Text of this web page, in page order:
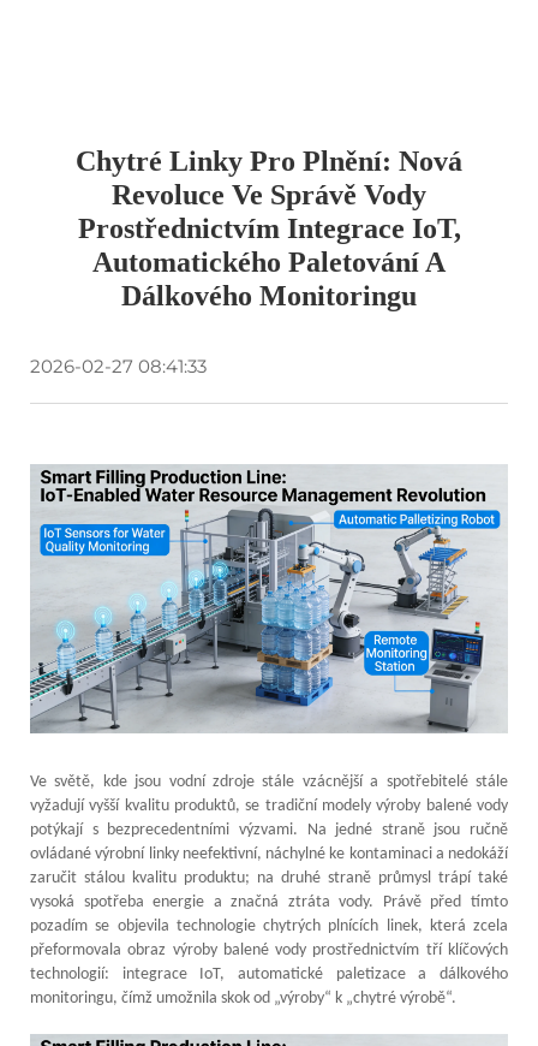
Chytré Linky Pro Plnění: Nová
Revoluce Ve Správě Vody
Prostřednictvím Integrace IoT,
Automatického Paletování A
Dálkového Monitoringu
2026-02-27 08:41:33
Ve světě, kde jsou vodní zdroje stále vzácnější a spotřebitelé stále
vyžadují vyšší kvalitu produktů, se tradiční modely výroby balené vody
potýkají s bezprecedentními výzvami. Na jedné straně jsou ručně
ovládané výrobní linky neefektivní, náchylné ke kontaminaci a nedokáží
zaručit stálou kvalitu produktu; na druhé straně průmysl trápí také
vysoká spotřeba energie a značná ztráta vody. Právě před tímto
pozadím se objevila technologie chytrých plnících linek, která zcela
přeformovala obraz výroby balené vody prostřednictvím tří klíčových
technologií: integrace IoT, automatické paletizace a dálkového
monitoringu, čímž umožnila skok od „výroby“ k „chytré výrobě“.